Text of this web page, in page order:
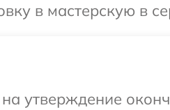
в мастерскую в
утверждение